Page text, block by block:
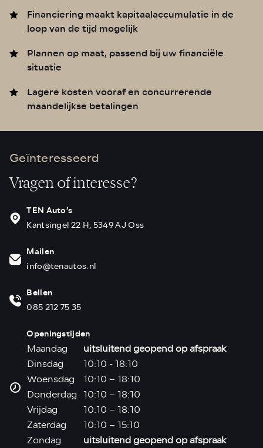
Financiering maakt kapitaalaccumulatie in de
loop van de tijd mogelijk
Plannen op maat, passend bij uw financiële
situatie
Lagere kosten vooraf en concurrerende
maandelijkse betalingen
Geïnteresseerd
Vragen of interesse?
TEN Auto’s
Kantsingel 22 H, 5349 AJ Oss
Mailen
info@tenautos.nl
Bellen
085 212 75 35
Openingstijden
Maandag
uitsluitend geopend op afspraak
Dinsdag
10:10 - 18:10
Woensdag
10:10 – 18:10
Donderdag 10:10 – 18:10
Vrijdag
10:10 – 18:10
Zaterdag
10:10 – 15:10
Zondag
uitsluitend geopend op afspraak